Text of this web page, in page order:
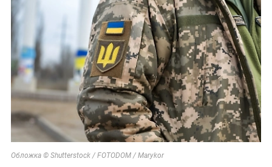
Обложка © Shutterstock / FOTODOM / Marykor